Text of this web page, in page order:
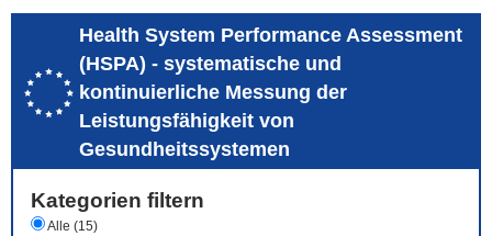
auch in allen Texten suchen (Volltextsuche)
auch Synonyme einbeziehen
auch ähnlich geschriebenes einbeziehen
Health System Performance Assessment
(HSPA) - systematische und
kontinuierliche Messung der
Leistungsfähigkeit von
Gesundheitssystemen
Kategorien filtern
Alle (15)